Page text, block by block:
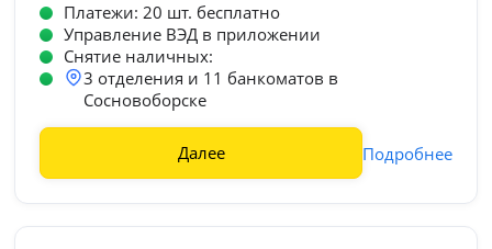
Платежи: 20 шт. бесплатно
Управление ВЭД в приложении
Снятие наличных:
3 отделения и 11 банкоматов в
Сосновоборске
Далее Подробнее